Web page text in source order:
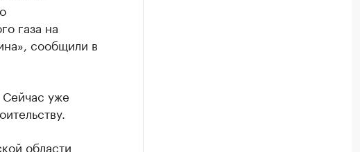
газа на
сообщили в
Сейчас уже
области